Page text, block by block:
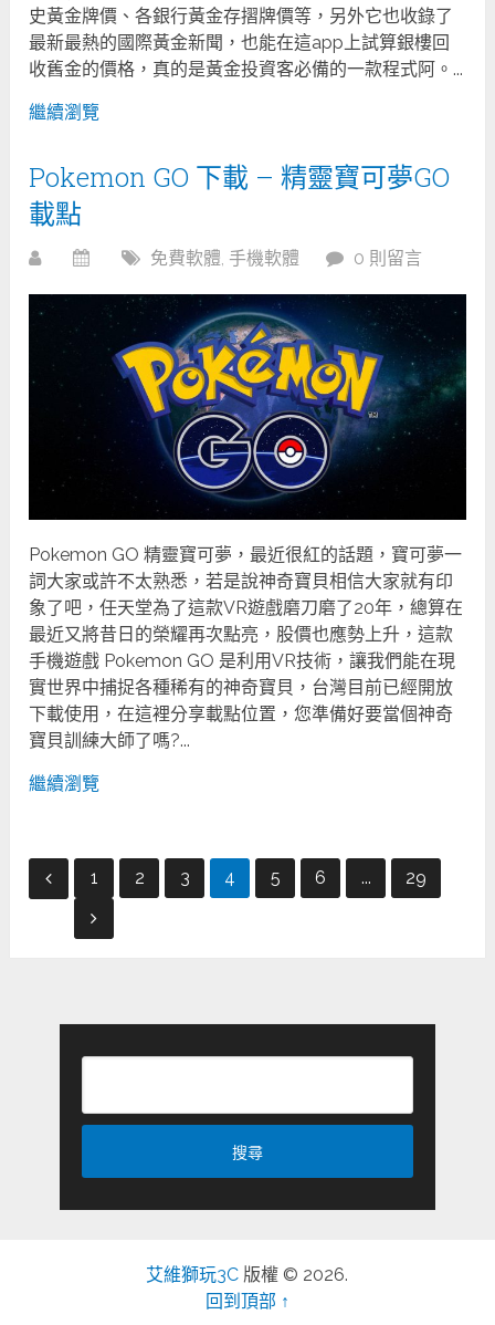
史黃金牌價、各銀行黃金存摺牌價等，另外它也收錄了
最新最熱的國際黃金新聞，也能在這app上試算銀樓回
收舊金的價格，真的是黃金投資客必備的一款程式阿。...
繼續瀏覽
Pokemon GO 下載 – 精靈寶可夢GO
載點
免費軟體, 手機軟體 0 則留言
Pokemon GO 精靈寶可夢，最近很紅的話題，寶可夢一
詞大家或許不太熟悉，若是說神奇寶貝相信大家就有印
象了吧，任天堂為了這款VR遊戲磨刀磨了20年，總算在
最近又將昔日的榮耀再次點亮，股價也應勢上升，這款
手機遊戲 Pokemon GO 是利用VR技術，讓我們能在現
實世界中捕捉各種稀有的神奇寶貝，台灣目前已經開放
下載使用，在這裡分享載點位置，您準備好要當個神奇
寶貝訓練大師了嗎?...
繼續瀏覽
文
章
1 2 3 4 5 6 ... 29
艾維獅玩3C 版權 © 2026.
回到頂部 ↑